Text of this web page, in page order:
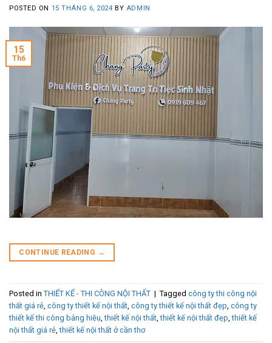
POSTED ON 15 THÁNG 6, 2024 BY ADMIN
15
Th6
CONTINUE READING →
Posted in THIẾT KẾ - THI CÔNG NỘI THẤT | Tagged công ty thi công nội
thất giá rẻ công ty thiết kế nội thất công ty thiết kế nội thất đẹp công ty
thiết kế thi công bảng hiệu ,thiết kế nội thất ,thiết kế nội thất đẹp ,thiết kế
nội thất giá rẻ ,thiết kế nội thất ở cần thơ